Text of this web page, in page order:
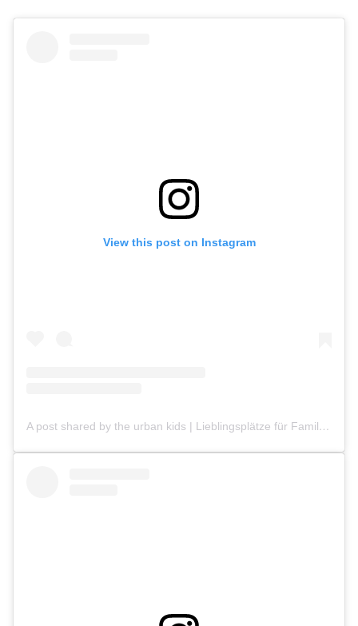
View this post on Instagram
A post shared by the urban kids | Lieblingsplätze für Familien (@the_urban_kids)